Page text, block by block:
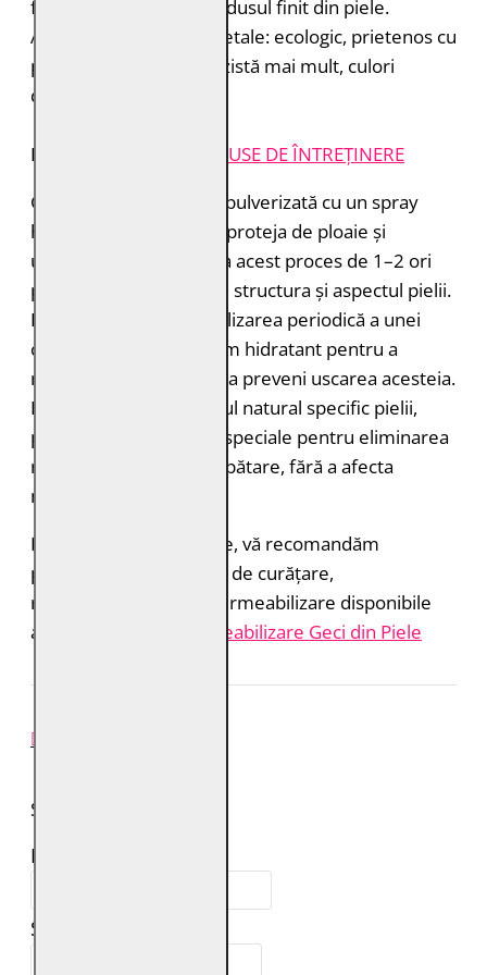
fără a lăsa toxine în produsul finit din piele.
Avantajele tăbăcirii vegetale: ecologic, prietenos cu
pielea, miros plăcut, rezistă mai mult, culori
deosebite.
INSTRUCȚIUNI ȘI
PRODUSE DE ÎNTREȚINERE
Geaca de piele trebuie pulverizată cu un spray
hidroizolant pentru a o proteja de ploaie și
umiditate. Puteți repeta acest proces de 1–2 ori
pe an pentru a menține structura și aspectul pielii.
Este recomandată și utilizarea periodică a unei
creme sau a unui balsam hidratant pentru a
menține pielea suplă și a preveni uscarea acesteia.
Dacă nu vă place mirosul natural specific pielii,
puteți folosi sprayurile speciale pentru eliminarea
mirosurilor și reîmprospătare, fără a afecta
materialul.
Pentru rezultate optime, vă recomandăm
produsele profesionale de curățare,
reîmprospătare și impermeabilizare disponibile
aici:
Îngrijire și Impermeabilizare Geci din Piele
SPUNE-ŢI PAREREA
Numele tău:
Scrie review: